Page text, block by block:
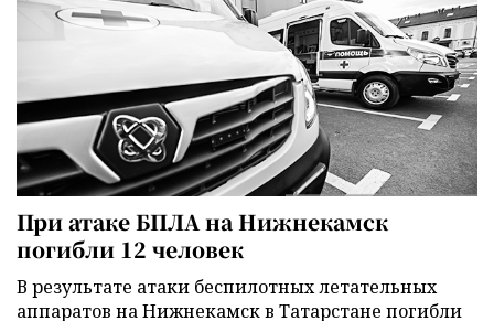
При атаке БПЛА на Нижнекамск
погибли 12 человек
В результате атаки беспилотных летательных
аппаратов на Нижнекамск в Татарстане погибли